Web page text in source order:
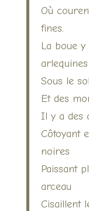
Où
fines.
La boue
arlequines
Sous le
Et des
Il y a des
Côtoyant
noires
Paissant
arceau
Cisaillent